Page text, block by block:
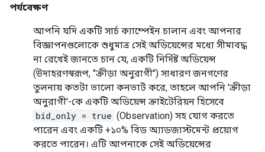
পর্যবেক্ষণ
আপনি যদি একটি সার্চ ক্যাম্পেইন চালান এবং আপনার
বিজ্ঞাপনগুলোকে শুধুমাত্র সেই অডিয়েন্সের মধ্যে সীমাবদ্ধ
না রেখেই জানতে চান যে, একটি নির্দিষ্ট অডিয়েন্স
(উদাহরণস্বরূপ, "ক্রীড়া অনুরাগী") সাধারণ জনগণের
তুলনায় কতটা ভালো কনভার্ট করে, তাহলে আপনি 'ক্রীড়া
অনুরাগী'-কে একটি অডিয়েন্স ক্রাইটেরিয়ন হিসেবে
bid_only = true (Observation) সহ যোগ করতে
পারেন এবং একটি +১০% বিড অ্যাডজাস্টমেন্ট প্রয়োগ
করতে পারেন। এটি আপনাকে সেই অডিয়েন্সের